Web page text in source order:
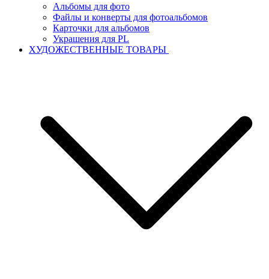
Альбомы для фото
Файлы и конверты для фотоальбомов
Карточки для альбомов
Украшения для PL
ХУДОЖЕСТВЕННЫЕ ТОВАРЫ